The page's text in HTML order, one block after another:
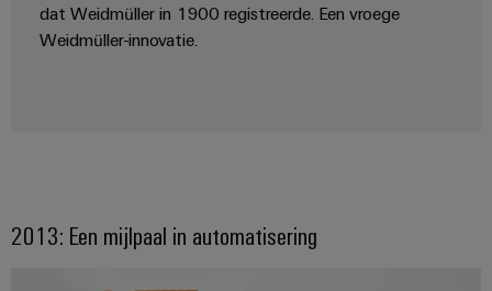
dat Weidmüller in 1900 registreerde. Een vroege
Weidmüller-innovatie.
2013: Een mijlpaal in automatisering